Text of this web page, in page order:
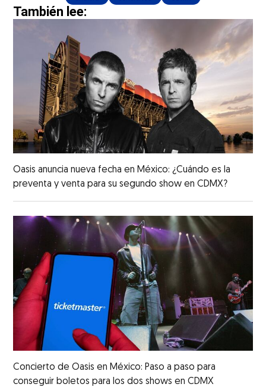
También lee:
Oasis anuncia nueva fecha en México: ¿Cuándo es la
preventa y venta para su segundo show en CDMX?
Concierto de Oasis en México: Paso a paso para
conseguir boletos para los dos shows en CDMX